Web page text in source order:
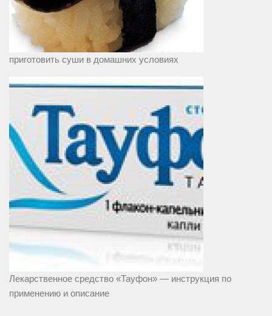
приготовить суши в домашних условиях
Лекарственное средство «Тауфон» — инструкция по
применению и описание